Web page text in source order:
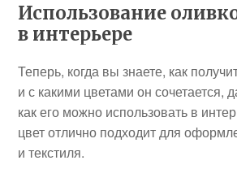
Использование
в интерьере
Теперь, когда вы знаете, как
и с какими цветами он сочетается,
как его можно использовать в
цвет отлично подходит для
и текстиля.